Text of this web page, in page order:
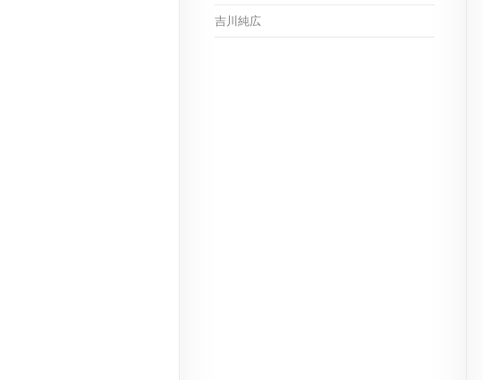
吉川純広